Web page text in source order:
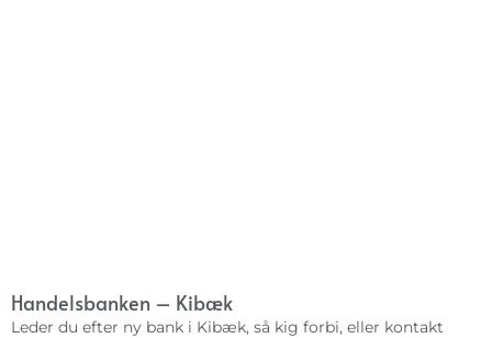
Handelsbanken – Kibæk
Leder du efter ny bank i Kibæk, så kig forbi, eller kontakt